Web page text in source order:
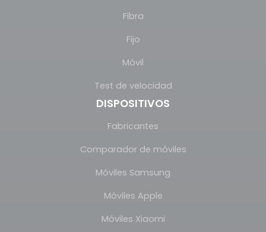
Fibra
Fijo
Móvil
Test de velocidad
DISPOSITIVOS
Fabricantes
Comparador de móviles
Móviles Samsung
Móviles Apple
Móviles Xiaomi